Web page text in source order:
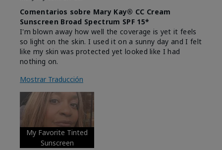
Comentarios sobre Mary Kay® CC Cream
Sunscreen Broad Spectrum SPF 15*
I'm blown away how well the coverage is yet it feels
so light on the skin. I used it on a sunny day and I felt
like my skin was protected yet looked like I had
nothing on.
Mostrar Traducción
My Favorite Tinted
Sunscreen